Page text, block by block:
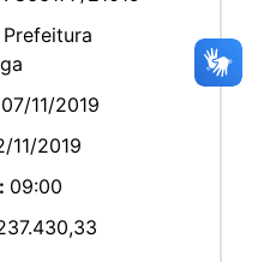
Prefeitura
07/11/2019
11/2019
09:00